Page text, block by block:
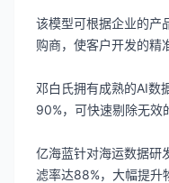
该模型可根据企业的产
购商，使客户开发的精
邓白氏拥有成熟的AI数
90%，可快速剔除无效
亿海蓝针对海运数据研
滤率达88%，大幅提升